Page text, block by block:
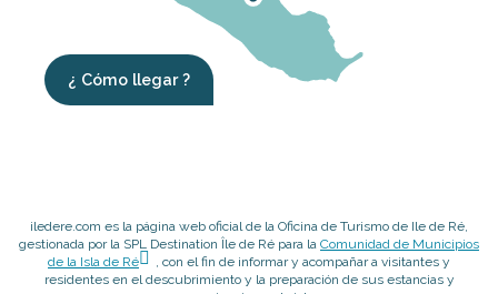
¿ Cómo llegar ?
iledere.com es la página web oficial de la Oficina de Turismo de Ile de Ré,
gestionada por la SPL Destination Île de Ré para la Comunidad de Municipios
de la Isla de Ré
, con el fin de informar y acompañar a visitantes y
residentes en el descubrimiento y la preparación de sus estancias y